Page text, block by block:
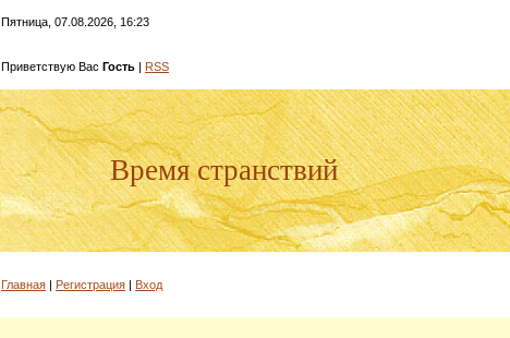
Пятница, 07.08.2026, 16:23
Приветствую Вас Гость | RSS
Время странствий
Главная | Регистрация | Вход